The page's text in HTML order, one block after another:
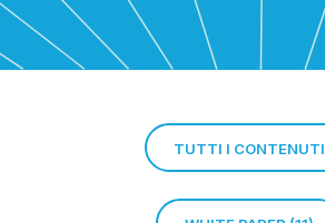
TUTTI I CONTENUTI